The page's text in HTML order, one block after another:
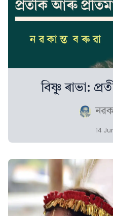
বিষ্ণু ৰাভা:
14